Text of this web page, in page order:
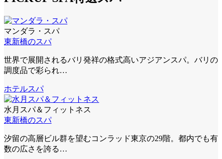
マンダラ・スパ
東新橋のスパ
世界で展開されるバリ発祥の格式高いアジアンスパ。バリの
調度品で彩られ…
ホテルスパ
水月スパ＆フィットネス
東新橋のスパ
汐留の高層ビル群を望むコンラッド東京の29階。都内でも有
数の広さを誇る…